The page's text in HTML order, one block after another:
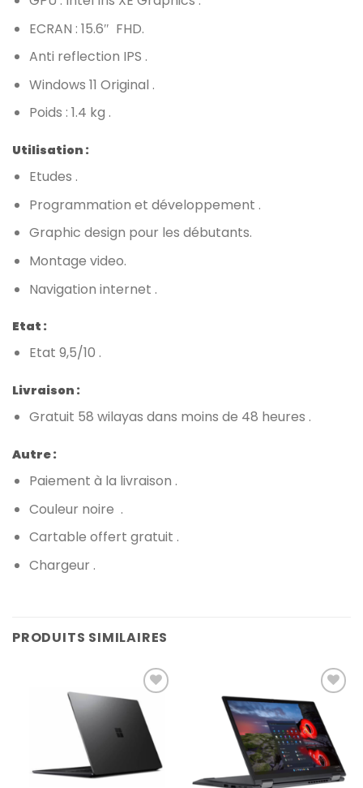
ECRAN : 15.6″ FHD.
Anti reflection IPS .
Windows 11 Original .
Poids : 1.4 kg .
Utilisation :
Etudes .
Programmation et développement .
Graphic design pour les débutants.
Montage video.
Navigation internet .
Etat :
Etat 9,5/10 .
Livraison :
Gratuit 58 wilayas dans moins de 48 heures .
Autre :
Paiement à la livraison .
Couleur noire .
Cartable offert gratuit .
Chargeur .
PRODUITS SIMILAIRES
Add to
wishlist
Add to
wishlist